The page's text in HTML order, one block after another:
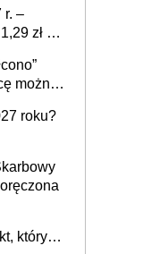
r. –
zł za
można
roku?
który